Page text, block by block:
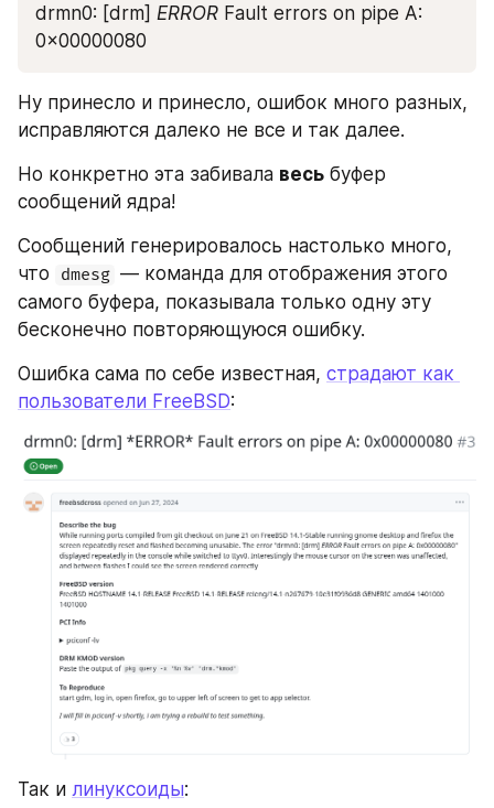
drmn0: [drm] ERROR Fault errors on pipe A:
0x00000080
Ну принесло и принесло, ошибок много разных,
исправляются далеко не все и так далее.
Но конкретно эта забивала весь буфер
сообщений ядра!
Сообщений генерировалось настолько много,
что
dmesg — команда для отображения этого
самого буфера, показывала только одну эту
бесконечно повторяющуюся ошибку.
Ошибка сама по себе известная, страдают как
пользователи FreeBSD:
Так и линуксоиды: